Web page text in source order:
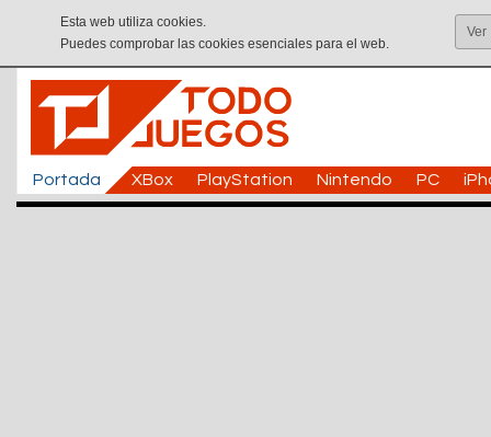
Esta web utiliza cookies.
Puedes comprobar las cookies esenciales para el web.
Ver
Portada XBox PlayStation Nintendo PC